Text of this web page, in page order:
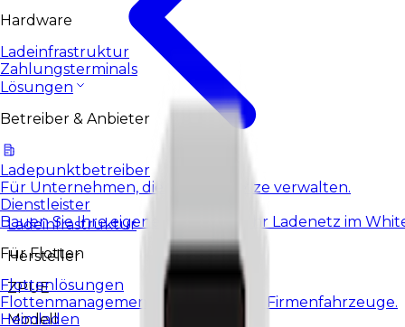
Hardware
Ladeinfrastruktur
Zahlungsterminals
Lösungen
Betreiber & Anbieter
Ladepunktbetreiber
Für Unternehmen, die EV-Ladenetze verwalten.
Dienstleister
Bauen Sie Ihre eigene Marke und Ihr Ladenetz im
Für Flotten
Flottenlösungen
Flottenmanagement und Laden für Firmenfahrzeuge.
Heimladen
Ladeinfrastruktur
Hersteller
ZPUE
Modell